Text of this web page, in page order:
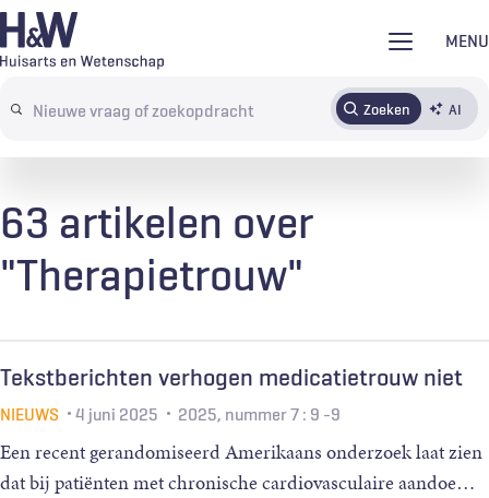
Overslaan
en
de
MENU
Search
terms
Zoeken AI
AbonnerenTijdschrift Inloggen
63 artikelen over
"Therapietrouw"
Tekstberichten verhogen medicatietrouw niet
NIEUWS 4 juni 2025 2025, nummer 7 : 9 -9
Een recent gerandomiseerd Amerikaans onderzoek laat zien
dat bij patiënten met chronische cardiovasculaire aandoe…